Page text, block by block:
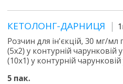
КЕТОЛОНГ-ДАРНИЦЯ
Розчин для ін'єкцій, 30 мг/
(5х2) у контурній чарунковій
(10х1) у контурній
5 пак.